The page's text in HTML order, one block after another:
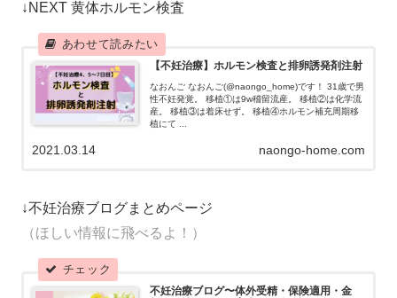
↓NEXT 黄体ホルモン検査
【不妊治療】ホルモン検査と排卵誘発剤注射
なおんご なおんご(@naongo_home)です！ 31歳で男
性不妊発覚。 移植①は9w稽留流産。 移植②は化学流
産。 移植③は着床せず。 移植④ホルモン補充周期移
植にて ...
naongo-home.com
2021.03.14
↓不妊治療ブログまとめページ
（ほしい情報に飛べるよ！）
不妊治療ブログ〜体外受精・保険適用・金